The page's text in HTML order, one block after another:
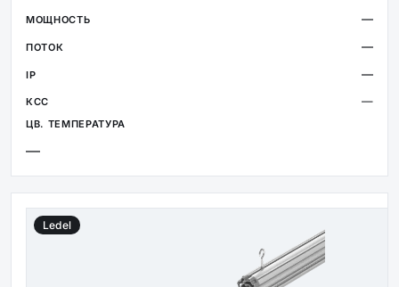
—
—
—
—
—
Ledel